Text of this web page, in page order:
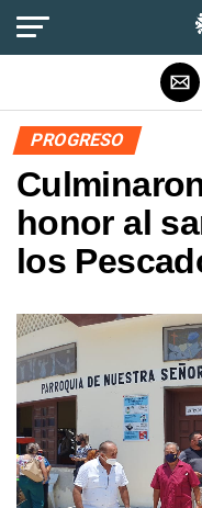
PROGRESO
honor al
los
Salir